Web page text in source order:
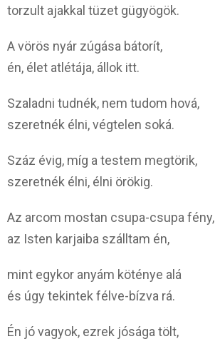
torzult ajakkal tüzet gügyögök.
A vörös nyár zúgása bátorít,
én, élet atlétája, állok itt.
Szaladni tudnék, nem tudom hová,
szeretnék élni, végtelen soká.
Száz évig, míg a testem megtörik,
szeretnék élni, élni örökig.
Az arcom mostan csupa-csupa fény,
az Isten karjaiba szálltam én,
mint egykor anyám köténye alá
és úgy tekintek félve-bízva rá.
Én jó vagyok, ezrek jósága tölt,